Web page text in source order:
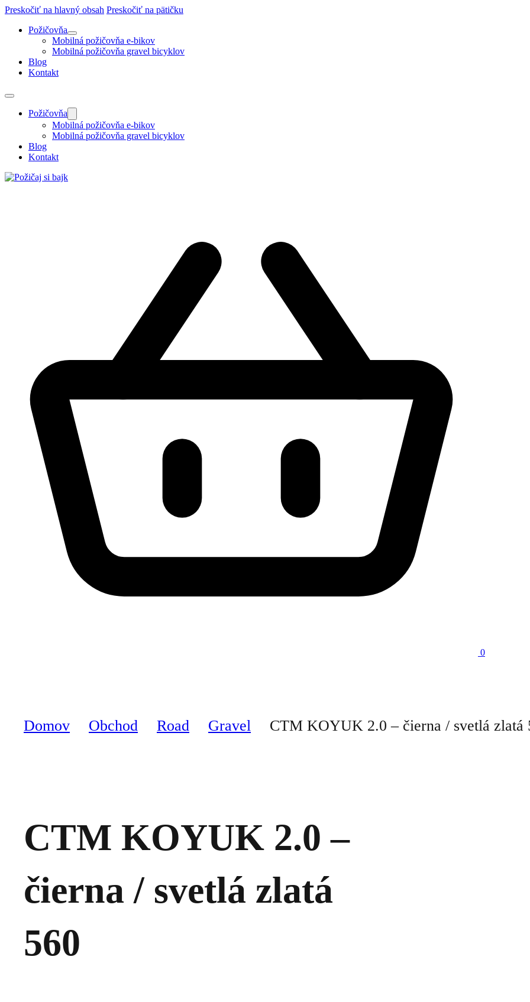
Preskočiť na hlavný obsah Preskočiť na pätičku
Požičovňa
Mobilná požičovňa e-bikov
Mobilná požičovňa gravel bicyklov
Blog
Kontakt
Požičovňa
Mobilná požičovňa e-bikov
Mobilná požičovňa gravel bicyklov
Blog
Kontakt
0
Domov Obchod Road Gravel CTM KOYUK 2.0 – čierna / svetlá zlatá
CTM KOYUK 2.0 –
čierna / svetlá zlatá
560